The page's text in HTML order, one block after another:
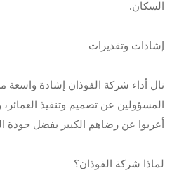
السكان.
إشادات وتقديرات
نال أداء شركة الفوذان إشادة واسعة
المسؤولين عن تصميم وتنفيذ
أعربوا عن رضاهم الكبير بفضل جودة
لماذا شركة الفوذان؟